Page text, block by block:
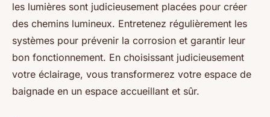
les lumières sont judicieusement placées pour créer
des chemins lumineux. Entretenez régulièrement les
systèmes pour prévenir la corrosion et garantir leur
bon fonctionnement. En choisissant judicieusement
votre éclairage, vous transformerez votre espace de
baignade en un espace accueillant et sûr.